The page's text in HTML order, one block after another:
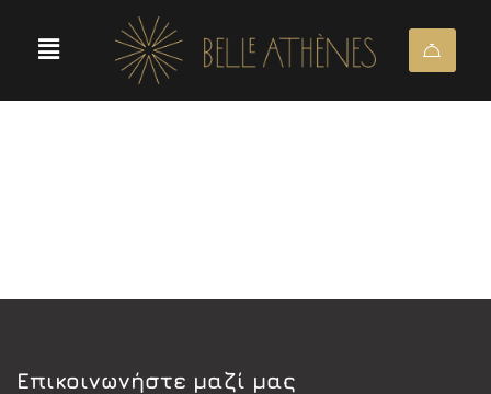
Eπικοινωνήστε μαζί μας